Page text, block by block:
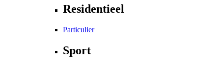
Residentieel
Particulier
Sport